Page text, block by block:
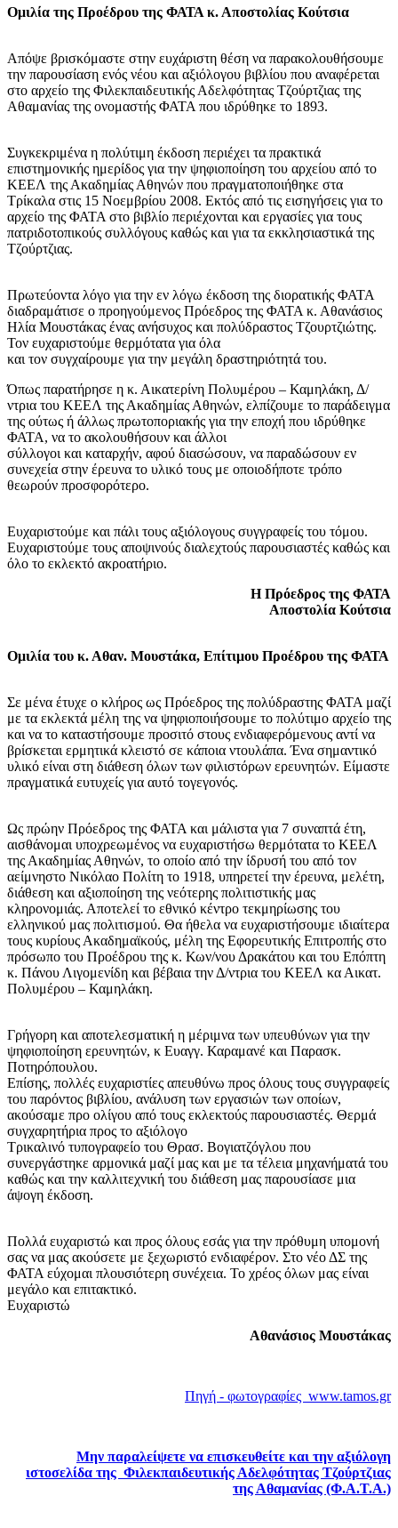
Ομιλία της Προέδρου της ΦΑΤΑ κ. Αποστολίας Κούτσια
Απόψε βρισκόμαστε στην ευχάριστη θέση να παρακολουθήσουμε
την παρουσίαση ενός νέου και αξιόλογου βιβλίου που αναφέρεται
στο αρχείο της Φιλεκπαιδευτικής Αδελφότητας Τζούρτζιας της
Αθαμανίας της ονομαστής ΦΑΤΑ που ιδρύθηκε το 1893.
Συγκεκριμένα η πολύτιμη έκδοση περιέχει τα πρακτικά
επιστημονικής ημερίδος για την ψηφιοποίηση του αρχείου από το
ΚΕΕΛ της Ακαδημίας Αθηνών που πραγματοποιήθηκε στα
Τρίκαλα στις 15 Νοεμβρίου 2008. Εκτός από τις εισηγήσεις για το
αρχείο της ΦΑΤΑ στο βιβλίο περιέχονται και εργασίες για τους
πατριδοτοπικούς συλλόγους καθώς και για τα εκκλησιαστικά της
Τζούρτζιας.
Πρωτεύοντα λόγο για την εν λόγω έκδοση της διορατικής ΦΑΤΑ
διαδραμάτισε ο προηγούμενος Πρόεδρος της ΦΑΤΑ κ. Αθανάσιος
Ηλία Μουστάκας ένας ανήσυχος και πολύδραστος Τζουρτζιώτης.
Τον ευχαριστούμε θερμότατα για όλα
και τον συγχαίρουμε για την μεγάλη δραστηριότητά του.
Όπως παρατήρησε η κ. Αικατερίνη Πολυμέρου – Καμηλάκη, Δ/
ντρια του ΚΕΕΛ της Ακαδημίας Αθηνών, ελπίζουμε το παράδειγμα
της ούτως ή άλλως πρωτοποριακής για την εποχή που ιδρύθηκε
ΦΑΤΑ, να το ακολουθήσουν και άλλοι
σύλλογοι και καταρχήν, αφού διασώσουν, να παραδώσουν εν
συνεχεία στην έρευνα το υλικό τους με οποιοδήποτε τρόπο
θεωρούν προσφορότερο.
Ευχαριστούμε και πάλι τους αξιόλογους συγγραφείς του τόμου.
Ευχαριστούμε τους αποψινούς διαλεχτούς παρουσιαστές καθώς και
όλο το εκλεκτό ακροατήριο.
Η Πρόεδρος της ΦΑΤΑ
Αποστολία Κούτσια
Ομιλία του κ. Αθαν. Μουστάκα, Επίτιμου Προέδρου της ΦΑΤΑ
Σε μένα έτυχε ο κλήρος ως Πρόεδρος της πολύδραστης ΦΑΤΑ μαζί
με τα εκλεκτά μέλη της να ψηφιοποιήσουμε το πολύτιμο αρχείο της
και να το καταστήσουμε προσιτό στους ενδιαφερόμενους αντί να
βρίσκεται ερμητικά κλειστό σε κάποια ντουλάπα. Ένα σημαντικό
υλικό είναι στη διάθεση όλων των φιλιστόρων ερευνητών. Είμαστε
πραγματικά ευτυχείς για αυτό τογεγονός.
Ως πρώην Πρόεδρος της ΦΑΤΑ και μάλιστα για 7 συναπτά έτη,
αισθάνομαι υποχρεωμένος να ευχαριστήσω θερμότατα το ΚΕΕΛ
της Ακαδημίας Αθηνών, το οποίο από την ίδρυσή του από τον
αείμνηστο Νικόλαο Πολίτη το 1918, υπηρετεί την έρευνα, μελέτη,
διάθεση και αξιοποίηση της νεότερης πολιτιστικής μας
κληρονομιάς. Αποτελεί το εθνικό κέντρο τεκμηρίωσης του
ελληνικού μας πολιτισμού. Θα ήθελα να ευχαριστήσουμε ιδιαίτερα
τους κυρίους Ακαδημαϊκούς, μέλη της Εφορευτικής Επιτροπής στο
πρόσωπο του Προέδρου της κ. Κων/νου Δρακάτου και του Επόπτη
κ. Πάνου Λιγομενίδη και βέβαια την Δ/ντρια του ΚΕΕΛ κα Αικατ.
Πολυμέρου – Καμηλάκη.
Γρήγορη και αποτελεσματική η μέριμνα των υπευθύνων για την
ψηφιοποίηση ερευνητών, κ Ευαγγ. Καραμανέ και Παρασκ.
Ποτηρόπουλου.
Επίσης, πολλές ευχαριστίες απευθύνω προς όλους τους συγγραφείς
του παρόντος βιβλίου, ανάλυση των εργασιών των οποίων,
ακούσαμε προ ολίγου από τους εκλεκτούς παρουσιαστές. Θερμά
συγχαρητήρια προς το αξιόλογο
Τρικαλινό τυπογραφείο του Θρασ. Βογιατζόγλου που
συνεργάστηκε αρμονικά μαζί μας και με τα τέλεια μηχανήματά του
καθώς και την καλλιτεχνική του διάθεση μας παρουσίασε μια
άψογη έκδοση.
Πολλά ευχαριστώ και προς όλους εσάς για την πρόθυμη υπομονή
σας να μας ακούσετε με ξεχωριστό ενδιαφέρον. Στο νέο ΔΣ της
ΦΑΤΑ εύχομαι πλουσιότερη συνέχεια. Το χρέος όλων μας είναι
μεγάλο και επιτακτικό.
Ευχαριστώ
Αθανάσιος Μουστάκας
Πηγή - φωτογραφίες www.tamos.gr
Μην παραλείψετε να επισκευθείτε και την αξιόλογη
ιστοσελίδα της Φιλεκπαιδευτικής Αδελφότητας Τζούρτζιας
της Αθαμανίας (Φ.Α.Τ.Α.)